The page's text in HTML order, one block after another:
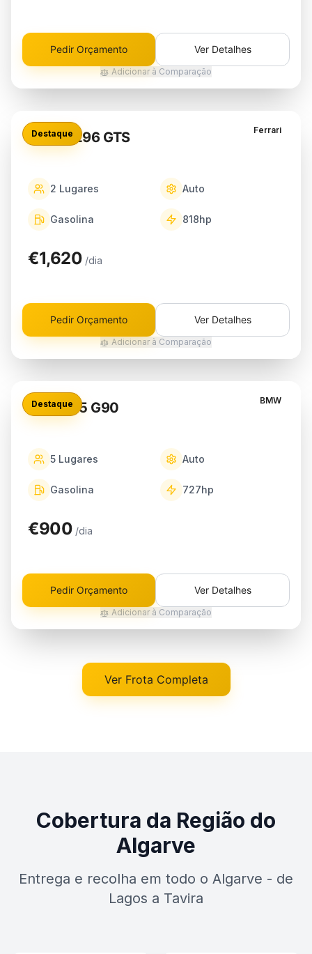
Pedir Orçamento Ver Detalhes
Adicionar à Comparação
Destaque Ferrari
Ferrari 296 GTS
2 Lugares Auto
Gasolina 818hp
€1,620 /dia
Pedir Orçamento Ver Detalhes
Adicionar à Comparação
Destaque BMW
BMW M5 G90
5 Lugares Auto
Gasolina 727hp
€900 /dia
Pedir Orçamento Ver Detalhes
Adicionar à Comparação
Ver Frota Completa
Cobertura da Região do
Algarve
Entrega e recolha em todo o Algarve - de
Lagos a Tavira